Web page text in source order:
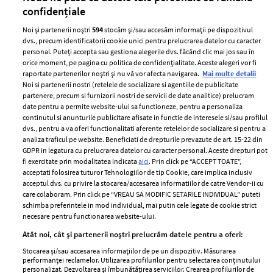
ELLE Style Awards
2024
Despre ELLE
Romania
Contact
Abonamente
Termeni si conditii
Politica de
confidențialitate
Politica de cookies
Publicitate
GSP
Unica
femei
Viva
confidențiale
Noi și partenerii noștri594stocăm și/sau accesăm informații pe dispozitivul
dvs., precum identificatorii cookie unici pentru prelucrarea datelor cu caracter
personal. Puteți accepta sau gestiona alegerile dvs. făcând clic mai jos sau în
orice moment, pe pagina cu politica de confidențialitate. Aceste alegeri vor fi
raportate partenerilor noștri și nu vă vor afecta navigarea. Mai multe detalii
Noi si partenerii nostri (retelele de socializare si agentiile de publicitate
partenere, precum si furnizorii nostri de servicii de date analitice) prelucram
date pentru a permite website-ului sa functioneze, pentru a personaliza
continutul si anunturile publicitare afisate in functie de interesele si/sau profilul
dvs., pentru a va oferi functionalitati aferente retelelor de socializare si pentru a
analiza traficul pe website. Beneficiati de drepturile prevazute de art. 15-22 din
GDPR in legatura cu prelucrarea datelor cu caracter personal. Aceste drepturi pot
fi exercitate prin modalitatea indicataaici. Prin click pe “ACCEPT TOATE”,
acceptati folosirea tuturor Tehnologiilor de tip Cookie, care implica inclusiv
acceptul dvs. cu privire la stocarea/accesarea informatiilor de catre Vendor-ii cu
care colaboram. Prin click pe “VREAU SA MODIFIC SETARILE INDIVIDUAL” puteti
schimba preferintele in mod individual, mai putin cele legate de cookie strict
necesare pentru functionarea website-ului.
Atât noi, cât și partenerii noștri prelucrăm datele pentru a oferi:
Stocarea și/sau accesarea informațiilor de pe un dispozitiv. Măsurarea
performanței reclamelor. Utilizarea profilurilor pentru selectarea conținutului
personalizat. Dezvoltarea și îmbunătățirea serviciilor. Crearea profilurilor de